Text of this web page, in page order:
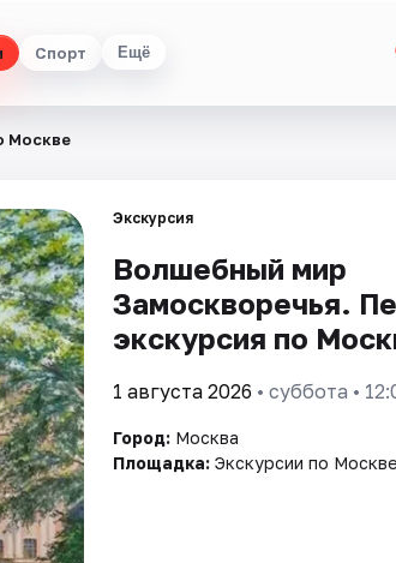
Спорт Ещё
Москве
Экскурсия
Волшебный мир
Замоскворечья.
экскурсия по
1 августа 2026 • суббота •
Город: Москва
Площадка: Экскурсии по Москве